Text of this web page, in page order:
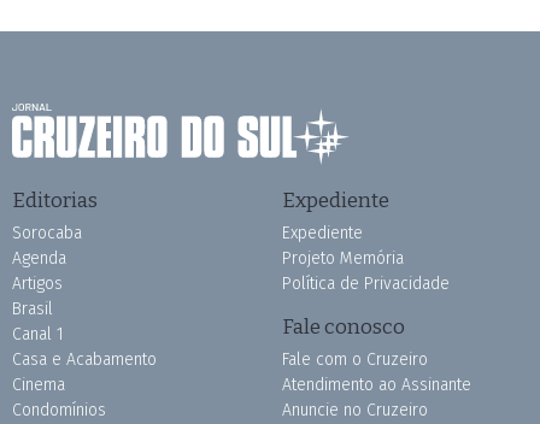
Editorias
Sorocaba
Agenda
Artigos
Brasil
Canal 1
Casa e Acabamento
Cinema
Condomínios
Expediente
Expediente
Projeto Memória
Política de Privacidade
Fale conosco
Fale com o Cruzeiro
Atendimento ao Assinante
Anuncie no Cruzeiro